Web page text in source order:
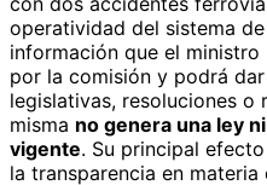
operatividad del sistema
información que el
por la comisión y podrá
legislativas, resoluciones o
misma no genera una ley
vigente. Su principal
la transparencia en